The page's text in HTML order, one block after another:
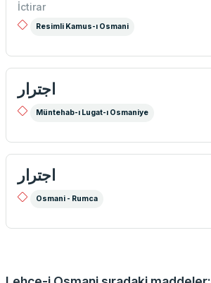
İctirar
Resimli Kamus-ı Osmani
اجترار
Müntehab-ı Lugat-ı Osmaniye
اجترار
Osmani - Rumca